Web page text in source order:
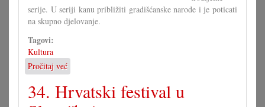
serije. U seriji kanu približiti gradišćanske narode i je poticati
na skupno djelovanje.
Tagovi:
Kultura
Pročitaj već
U
Kugi
se
34. Hrvatski festival u